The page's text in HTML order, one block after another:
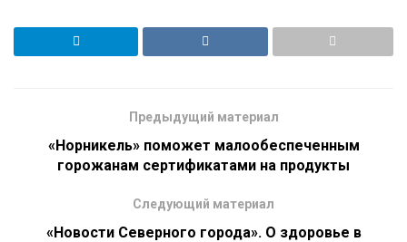
Предыдущий материал
«Норникель» поможет малообеспеченным
горожанам сертификатами на продукты
Следующий материал
«Новости Северного города». О здоровье в